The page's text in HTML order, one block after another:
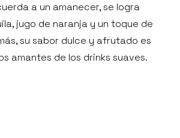
a un amanecer, se logra
jugo de naranja y un toque de
su sabor dulce y afrutado es
amantes de los drinks suaves.